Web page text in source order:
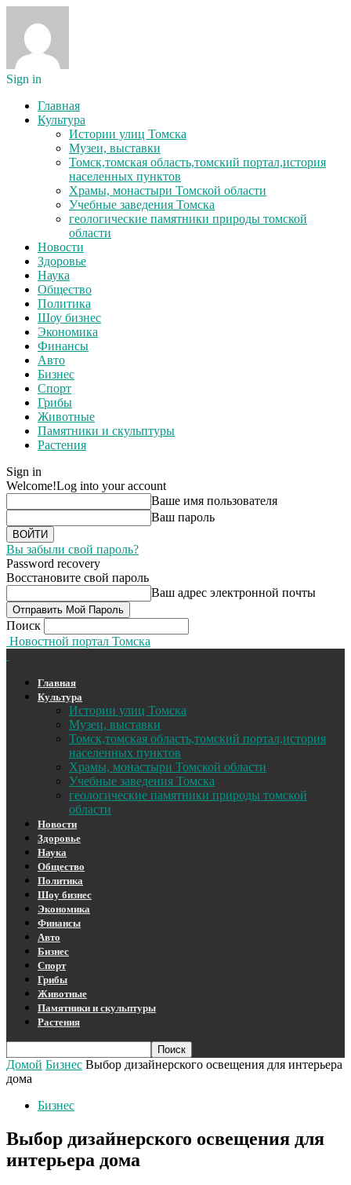
Sign in
Главная
Культура
Истории улиц Томска
Музеи, выставки
Томск,томская область,томский портал,история
населенных пунктов
Храмы, монастыри Томской области
Учебные заведения Томска
геологические памятники природы томской
области
Новости
Здоровье
Наука
Общество
Политика
Шоу бизнес
Экономика
Финансы
Авто
Бизнес
Спорт
Грибы
Животные
Памятники и скульптуры
Растения
Sign in
Welcome!Log into your account
Ваше имя пользователя
Ваш пароль
Вы забыли свой пароль?
Password recovery
Восстановите свой пароль
Ваш адрес электронной почты
Поиск
Новостной портал Томска
Главная
Культура
Истории улиц Томска
Музеи, выставки
Томск,томская область,томский портал,история
населенных пунктов
Храмы, монастыри Томской области
Учебные заведения Томска
геологические памятники природы томской
области
Новости
Здоровье
Наука
Общество
Политика
Шоу бизнес
Экономика
Финансы
Авто
Бизнес
Спорт
Грибы
Животные
Памятники и скульптуры
Растения
Домой Бизнес Выбор дизайнерского освещения для интерьера
дома
Бизнес
Выбор дизайнерского освещения для
интерьера дома